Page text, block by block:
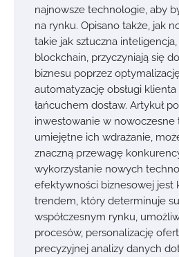
najnowsze technologie, aby
na rynku. Opisano także, jak
takie jak sztuczna
blockchain, przyczyniają się
biznesu poprzez
automatyzację obsługi klienta
łańcuchem dostaw. Artykuł
inwestowanie w nowoczesne
umiejętne ich wdrażanie,
znaczną przewagę
wykorzystanie nowych
efektywności biznesowej jest
trendem, który determinuje
współczesnym rynku,
procesów, personalizację
precyzyjnej analizy danych